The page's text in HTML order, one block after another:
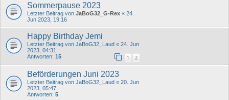
Sommerpause 2023
Letzter Beitrag von JaBoG32_G-Rex « 24.
Jun 2023, 19:16
Happy Birthday Jemi
Letzter Beitrag von JaBoG32_Laud « 24. Jun
2023, 04:31
Antworten: 15 1 2
Beförderungen Juni 2023
Letzter Beitrag von JaBoG32_Laud « 20. Jun
2023, 05:47
Antworten: 5